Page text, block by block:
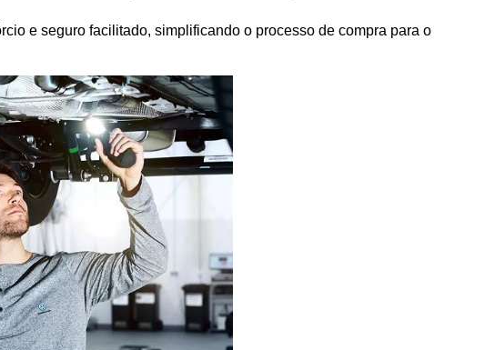
e seguro facilitado, simplificando o processo de compra para o